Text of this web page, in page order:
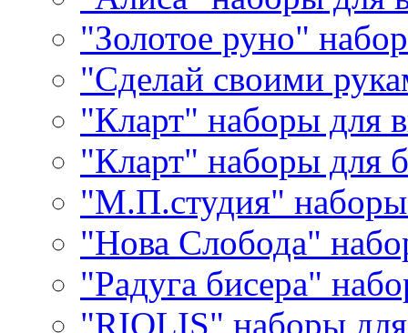
"Золотое руно"
"Сделай своими
"Кларт" наборы для
"Кларт" наборы для
"М.П.студия"
"Нова Слобода"
"Радуга бисера"
"RIOLIS" наборы